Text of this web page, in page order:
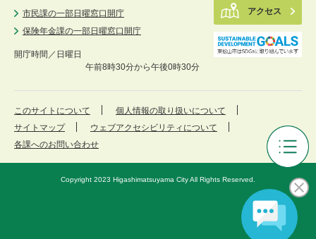
東
市
下
水
市民課の一部日曜窓口開庁
保険年金課の一部日曜窓口開庁
開庁時間／ 日曜日
午前8時30分から午後0時30分
アクセス
このサイトについて
個人情報の取り扱いについて
サイトマップ
ウェブアクセシビリティについて
各課へのお問い合わせ
Copyright 2023 Higashimatsuyama City All Rights Reserved.